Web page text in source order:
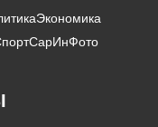
Экономика
СарИнФото